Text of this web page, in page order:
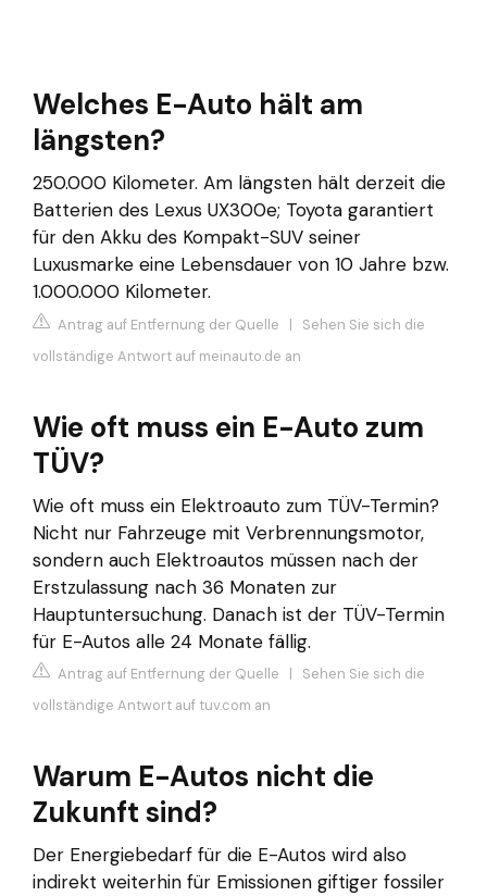
Welches E-Auto hält am
längsten?
250.000 Kilometer. Am längsten hält derzeit die
Batterien des Lexus UX300e; Toyota garantiert
für den Akku des Kompakt-SUV seiner
Luxusmarke eine Lebensdauer von 10 Jahre bzw.
1.000.000 Kilometer.
Antrag auf Entfernung der Quelle | Sehen Sie sich die
vollständige Antwort auf meinauto.de an
Wie oft muss ein E-Auto zum
TÜV?
Wie oft muss ein Elektroauto zum TÜV-Termin?
Nicht nur Fahrzeuge mit Verbrennungsmotor,
sondern auch Elektroautos müssen nach der
Erstzulassung nach 36 Monaten zur
Hauptuntersuchung. Danach ist der TÜV-Termin
für E-Autos alle 24 Monate fällig.
Antrag auf Entfernung der Quelle | Sehen Sie sich die
vollständige Antwort auf tuv.com an
Warum E-Autos nicht die
Zukunft sind?
Der Energiebedarf für die E-Autos wird also
indirekt weiterhin für Emissionen giftiger fossiler